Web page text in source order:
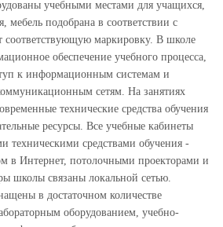
учебными местами для учащихся,
мебель подобрана в соответствии с
соответствующую маркировку. В школе
обеспечение учебного процесса,
к информационным системам и
сетям. На занятиях
технические средства обучения
ресурсы. Все учебные кабинеты
техническими средствами обучения -
в Интернет, потолочными проекторами и
школы связаны локальной сетью.
в достаточном количестве
оборудованием, учебно-